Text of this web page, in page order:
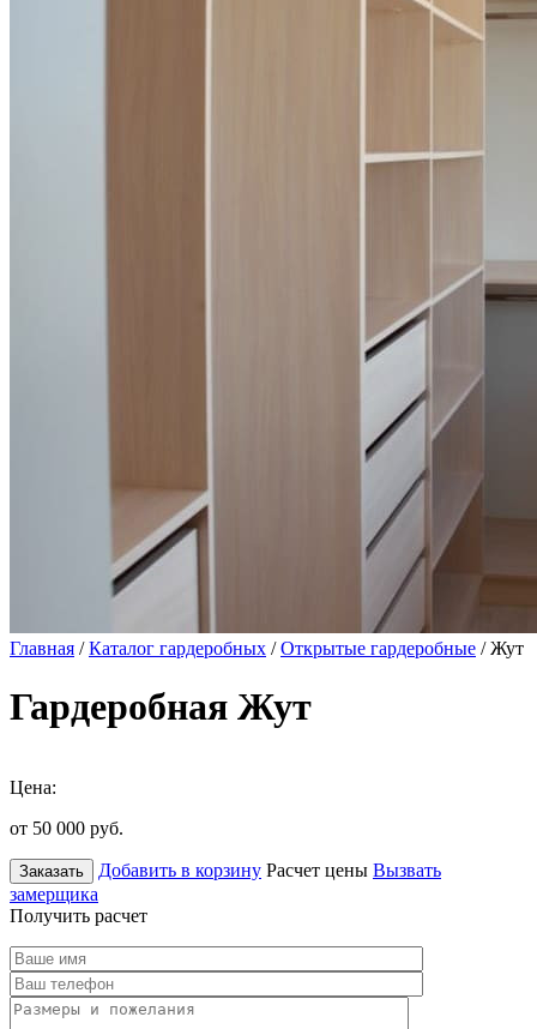
Главная /Каталог гардеробных /Открытые гардеробные / Жут
Гардеробная Жут
Цена:
от 50 000 руб.
Заказать Добавить в корзину Расчет цены Вызвать
замерщика
Получить расчет